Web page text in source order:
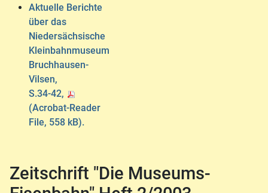
Aktuelle Berichte
über das
Niedersächsische
Kleinbahnmuseum
Bruchhausen-
Vilsen,
S.34-42,
(Acrobat-Reader
File, 558 kB).
Zeitschrift "Die Museums-